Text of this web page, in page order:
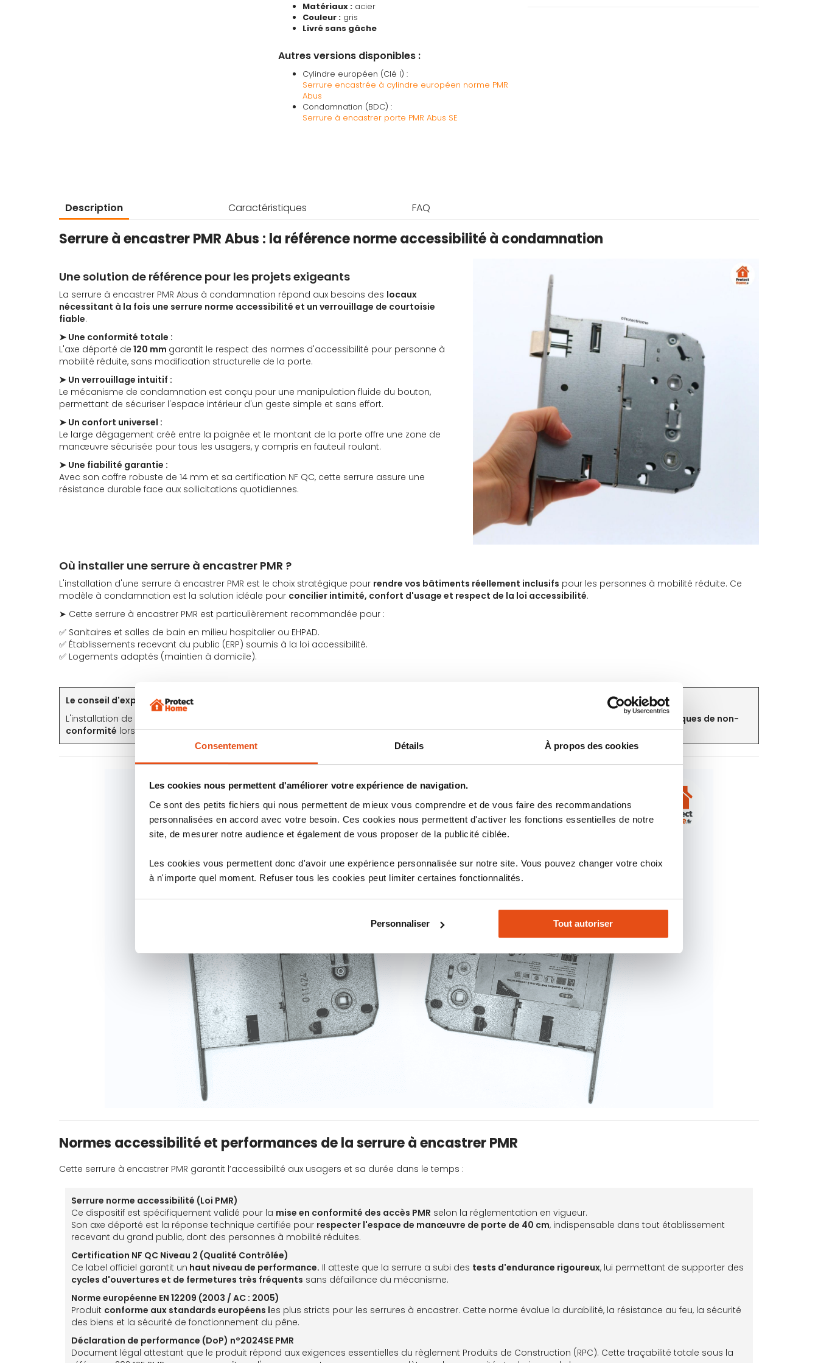
Consentement Détails À propos des cookies
Les cookies nous permettent d'améliorer votre expérience de navigation.
Ce sont des petits fichiers qui nous permettent de mieux vous comprendre et de vous faire des recommandations
personnalisées en accord avec votre besoin. Ces cookies nous permettent d'activer les fonctions essentielles de notre
site, de mesurer notre audience et également de vous proposer de la publicité ciblée.
Les cookies vous permettent donc d'avoir une expérience personnalisée sur notre site. Vous pouvez changer votre choix
à n'importe quel moment. Refuser tous les cookies peut limiter certaines fonctionnalités.
Personnaliser Tout autoriser
Matériaux : acier
Couleur : gris
Livré sans gâche
Autres versions disponibles :
Cylindre européen (Clé I) :
Serrure encastrée à cylindre européen norme PMR
Abus
Condamnation (BDC) :
Serrure à encastrer porte PMR Abus SE
Description Caractéristiques FAQ
Serrure à encastrer PMR Abus : la référence norme accessibilité à condamnation
Une solution de référence pour les projets exigeants
La serrure à encastrer PMR Abus à condamnation répond aux besoins des locaux
nécessitant à la fois une serrure norme accessibilité et un verrouillage de courtoisie
fiable.
➤ Une conformité totale :
L'axe déporté de 120 mm garantit le respect des normes d'accessibilité pour personne à
mobilité réduite, sans modification structurelle de la porte.
➤ Un verrouillage intuitif :
Le mécanisme de condamnation est conçu pour une manipulation fluide du bouton,
permettant de sécuriser l'espace intérieur d'un geste simple et sans effort.
➤ Un confort universel :
Le large dégagement créé entre la poignée et le montant de la porte offre une zone de
manœuvre sécurisée pour tous les usagers, y compris en fauteuil roulant.
➤ Une fiabilité garantie :
Avec son coffre robuste de 14 mm et sa certification NF QC, cette serrure assure une
résistance durable face aux sollicitations quotidiennes.
Où installer une serrure à encastrer PMR ?
L'installation d'une serrure à encastrer PMR est le choix stratégique pour rendre vos bâtiments réellement inclusifs pour les personnes à mobilité réduite. Ce
modèle à condamnation est la solution idéale pour concilier intimité, confort d'usage et respect de la loi accessibilité.
➤ Cette serrure à encastrer PMR est particulièrement recommandée pour :
✅ Sanitaires et salles de bain en milieu hospitalier ou EHPAD.
✅ Établissements recevant du public (ERP) soumis à la loi accessibilité.
✅ Logements adaptés (maintien à domicile).
Le conseil d'expert ProtectHome :
L'installation de cette serrure à encastrer PMR permet non seulement de
vous prémunir contre les risques de non-
conformité lors des commissions de sécurité et d'accessibilité.
Normes accessibilité et performances de la serrure à encastrer PMR
Cette serrure à encastrer PMR garantit l’accessibilité aux usagers et sa durée dans le temps :
Serrure norme accessibilité (Loi PMR)
Ce dispositif est spécifiquement validé pour la mise en conformité des accès PMR selon la réglementation en vigueur.
Son axe déporté est la réponse technique certifiée pour respecter l'espace de manœuvre de porte de 40 cm, indispensable dans tout établissement
recevant du grand public, dont des personnes à mobilité réduites.
Certification NF QC Niveau 2 (Qualité Contrôlée)
Ce label officiel garantit un haut niveau de performance. Il atteste que la serrure a subi des tests d'endurance rigoureux, lui permettant de supporter des
cycles d'ouvertures et de fermetures très fréquents sans défaillance du mécanisme.
Norme européenne EN 12209 (2003 / AC : 2005)
Produit conforme aux standards européens les plus stricts pour les serrures à encastrer. Cette norme évalue la durabilité, la résistance au feu, la sécurité
des biens et la sécurité de fonctionnement du pêne.
Déclaration de performance (DoP) n°2024SE PMR
Document légal attestant que le produit répond aux exigences essentielles du règlement Produits de Construction (RPC). Cette traçabilité totale sous la